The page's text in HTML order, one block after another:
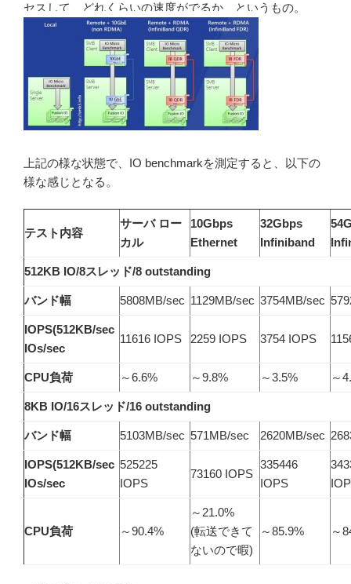
セスして、どれくらいの速度がでるか、というもの。
上記の様な状態で、IO benchmarkを測定すると、以下の
様な感じとなる。
テスト内容
サーバ ロー
カル
10Gbps
Ethernet
32Gbps
Infiniband
512KB IO/8スレッド/8 outstanding
バンド幅 5808MB/sec 1129MB/sec 3754MB/sec
IOPS(512KB/sec
IOs/sec
11616 IOPS 2259 IOPS 3754 IOPS
CPU負荷 ～6.6% ～9.8% ～3.5% ～
8KB IO/16スレッド/16 outstanding
バンド幅 5103MB/sec 571MB/sec 2620MB/sec
IOPS(512KB/sec
IOs/sec
525225
IOPS
73160 IOPS
335446
IOPS
CPU負荷 ～90.4%
～21.0%
(転送できて
ないので暇)
～85.9% ～